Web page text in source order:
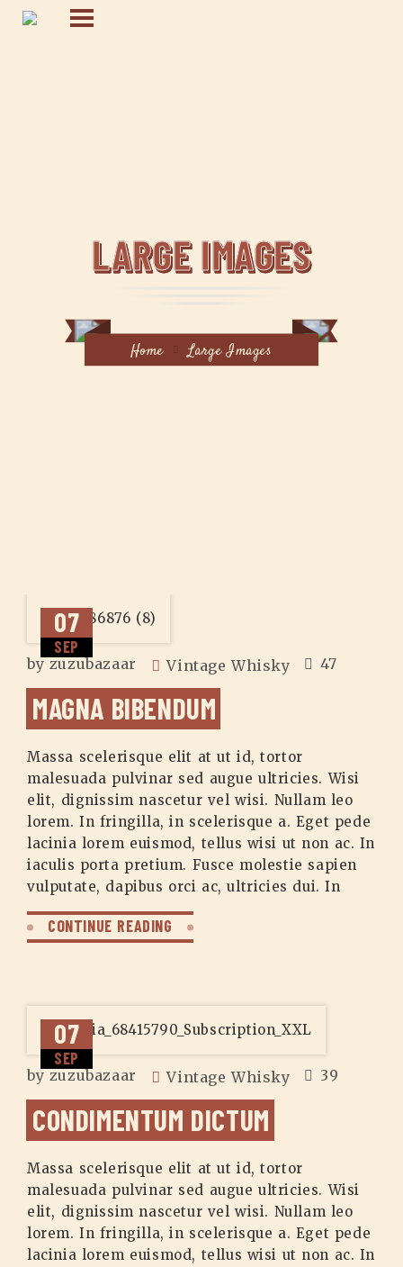
LARGE IMAGES
Home Large Images
07
SEP
by zuzubazaar Vintage Whisky 47
MAGNA BIBENDUM
Massa scelerisque elit at ut id, tortor
malesuada pulvinar sed augue ultricies. Wisi
elit, dignissim nascetur vel wisi. Nullam leo
lorem. In fringilla, in scelerisque a. Eget pede
lacinia lorem euismod, tellus wisi ut non ac. In
iaculis porta pretium. Fusce molestie sapien
vulputate, dapibus orci ac, ultricies dui. In
CONTINUE READING
07
SEP
by zuzubazaar Vintage Whisky 39
CONDIMENTUM DICTUM
Massa scelerisque elit at ut id, tortor
malesuada pulvinar sed augue ultricies. Wisi
elit, dignissim nascetur vel wisi. Nullam leo
lorem. In fringilla, in scelerisque a. Eget pede
lacinia lorem euismod, tellus wisi ut non ac. In